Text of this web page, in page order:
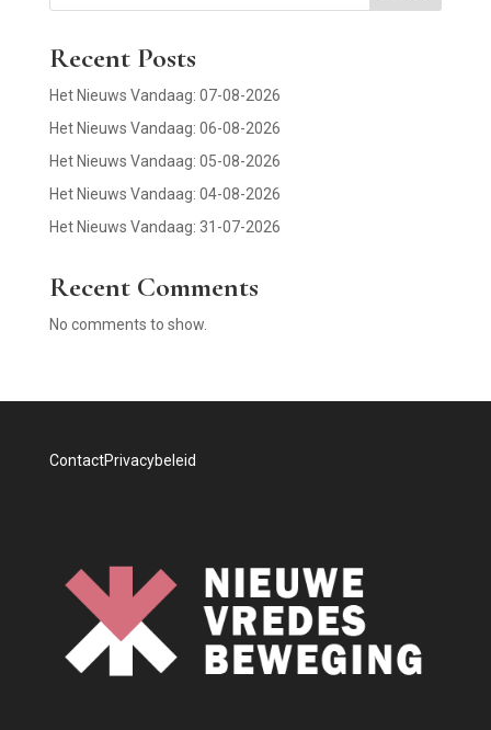
Recent Posts
Het Nieuws Vandaag: 07-08-2026
Het Nieuws Vandaag: 06-08-2026
Het Nieuws Vandaag: 05-08-2026
Het Nieuws Vandaag: 04-08-2026
Het Nieuws Vandaag: 31-07-2026
Recent Comments
No comments to show.
ContactPrivacybeleid